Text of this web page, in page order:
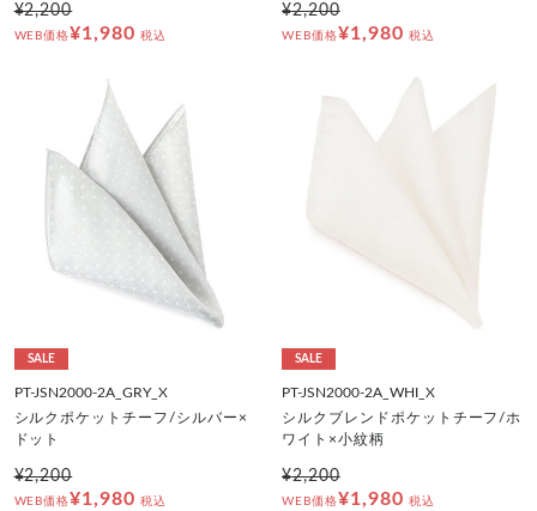
¥2,200
WEB価格¥1,980 税込
¥2,200
WEB価格¥1,980 税込
SALE
PT-JSN2000-2A_GRY_X
シルクポケットチーフ/シルバー×
ドット
¥2,200
WEB価格¥1,980 税込
SALE
PT-JSN2000-2A_WHI_X
シルクブレンドポケットチーフ/ホ
ワイト×小紋柄
¥2,200
WEB価格¥1,980 税込